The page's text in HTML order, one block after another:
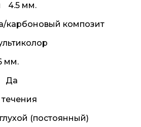
4.5 мм.
карбоновый композит
мм.
Да
глухой (постоянный)